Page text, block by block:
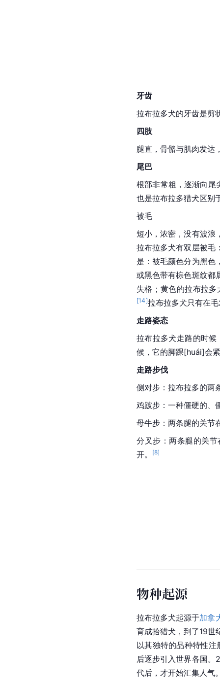
牙齿
拉布拉多犬的牙齿是剪
四肢
腿直，骨骼与肌肉发达
尾巴
根部非常粗，逐渐向尾
也是拉布拉多猎犬区别
被毛
短小，浓密，没有波浪
拉布拉多犬有双层被毛
是：被毛颜色分为黑色
或黑色带有棕色斑纹都
失格；黄色的拉布拉
[14]拉布拉多犬只有在
走路姿态
拉布拉多犬走路的时
候，它的脚踝[huái]会
走路步伐
侧对步：拉布拉多的两
鸡跛步：一种僵硬的、
母牛步：两条腿的关节
分叉步：两条腿的关
开。
[8]
物种起源
拉布拉多犬起源于加拿
育成拾猎犬，到了19世
以其独特的品种特性
后逐步引入世界各国
代后，才开始汇集人气